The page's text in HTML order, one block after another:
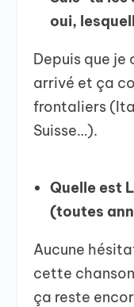
oui,
Depuis que je
arrivé et ça
frontaliers
Suisse…).
Quelle est
(toutes
Aucune
cette
ça reste